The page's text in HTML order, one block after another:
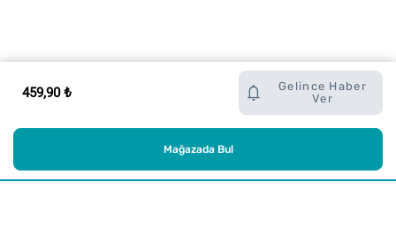
459,90 ₺
Gelince Haber
Ver
Mağazada Bul